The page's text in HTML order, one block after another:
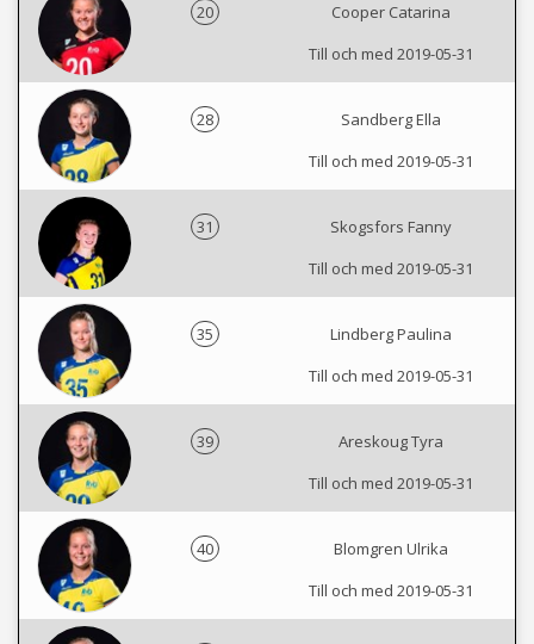
20
Cooper Catarina
Till och med 2019-05-31
28
Sandberg Ella
Till och med 2019-05-31
31
Skogsfors Fanny
Till och med 2019-05-31
35
Lindberg Paulina
Till och med 2019-05-31
39
Areskoug Tyra
Till och med 2019-05-31
40
Blomgren Ulrika
Till och med 2019-05-31